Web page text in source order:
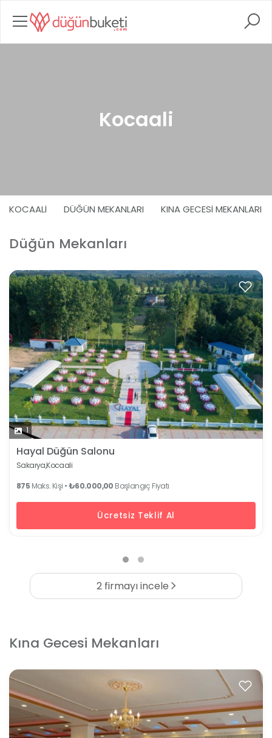
Kocaali
KOCAALI DÜĞÜN MEKANLARI KINA GECESI MEKANLARI
Düğün Mekanları
1
Hayal Düğün Salonu
Sakarya,Kocaali
875 Maks. Kişi •₺60.000,00 Başlangıç Fiyatı
Ücretsiz Teklif Al
2 firmayı incele
Kına Gecesi Mekanları